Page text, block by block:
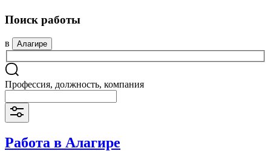
Поиск работы
в Алагире
Профессия, должность, компания
Работа в Алагире